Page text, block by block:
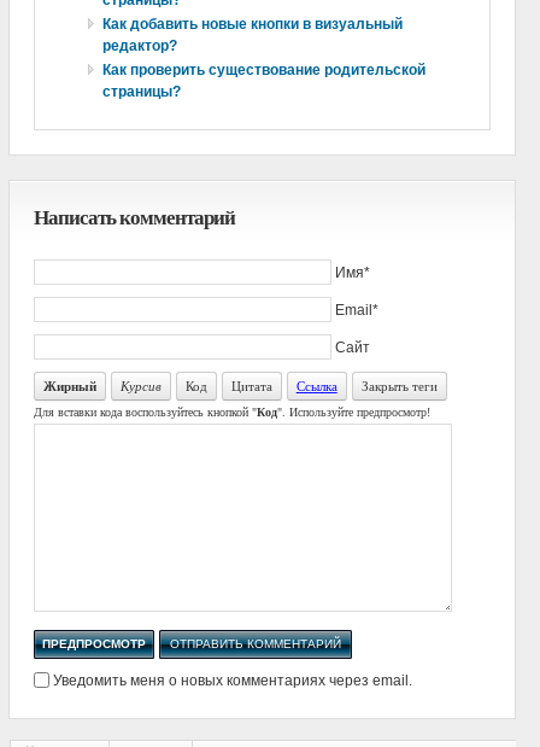
Как добавить новые кнопки в визуальный
редактор?
Как проверить существование родительской
страницы?
Написать комментарий
Имя*
Email*
Сайт
Жирный Курсив Код Цитата Ссылка Закрыть теги
Для вставки кода воспользуйтесь кнопкой "Код". Используйте предпросмотр!
Уведомить меня о новых комментариях через email.